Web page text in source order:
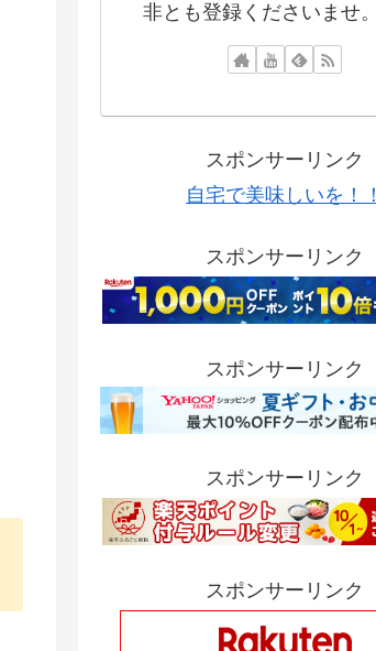
非とも登録くださいませ。
スポンサーリンク
自宅で美味しいを！！
スポンサーリンク
スポンサーリンク
スポンサーリンク
スポンサーリンク